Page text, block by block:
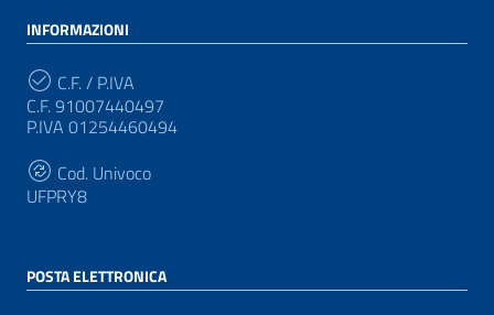
INFORMAZIONI
C.F. / P.IVA
C.F. 91007440497
P.IVA 01254460494
Cod. Univoco
UFPRY8
POSTA ELETTRONICA